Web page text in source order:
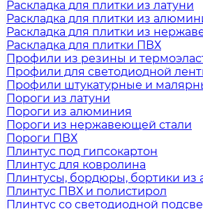
Раскладка для плитки из латуни
Раскладка для плитки из
Раскладка для плитки из
Раскладка для плитки ПВХ
Профили из резины и
Профили для светодиодной
Профили штукатурные и
Пороги из латуни
Пороги из алюминия
Пороги из нержавеющей стали
Пороги ПВХ
Плинтус под гипсокартон
Плинтус для ковролина
Плинтусы, бордюры, бортики из
Плинтус ПВХ и полистирол
Плинтус со светодиодной